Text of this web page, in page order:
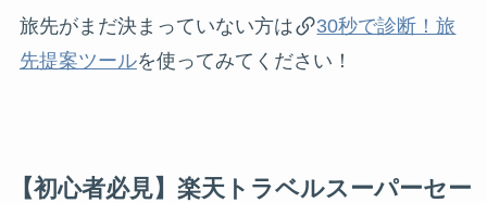
旅先がまだ決まっていない方は
30秒で診断！旅
先提案ツールを使ってみてください！
【初心者必見】楽天トラベルスーパーセー